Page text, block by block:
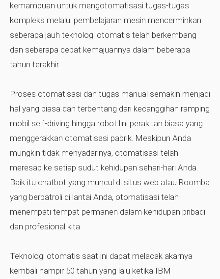
kemampuan untuk mengotomatisasi tugas-tugas
kompleks melalui pembelajaran mesin mencerminkan
seberapa jauh teknologi otomatis telah berkembang
dan seberapa cepat kemajuannya dalam beberapa
tahun terakhir.
Proses otomatisasi dan tugas manual semakin menjadi
hal yang biasa dan terbentang dari kecanggihan ramping
mobil self-driving hingga robot lini perakitan biasa yang
menggerakkan otomatisasi pabrik. Meskipun Anda
mungkin tidak menyadarinya, otomatisasi telah
meresap ke setiap sudut kehidupan sehari-hari Anda.
Baik itu chatbot yang muncul di situs web atau Roomba
yang berpatroli di lantai Anda, otomatisasi telah
menempati tempat permanen dalam kehidupan pribadi
dan profesional kita.
Teknologi otomatis saat ini dapat melacak akarnya
kembali hampir 50 tahun yang lalu ketika IBM